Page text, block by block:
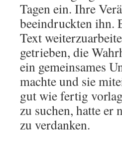
Tagen ein. Ihre
beeindruckten ihn.
Text
getrieben, die
ein gemeinsames
machte und sie
gut wie fertig
zu suchen, hatte
zu verdanken.